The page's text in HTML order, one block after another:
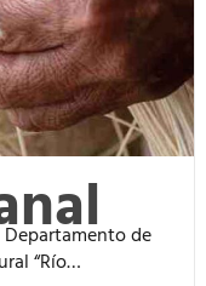
de
“Río…